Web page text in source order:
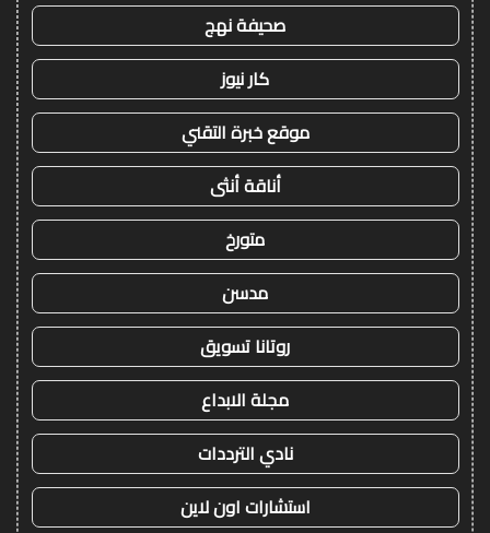
صحيفة نهج
كار نيوز
موقع خبرة التقني
أناقة أنثى
متورخ
مدسن
روتانا تسويق
مجلة الابداع
نادي الترددات
استشارات اون لاين